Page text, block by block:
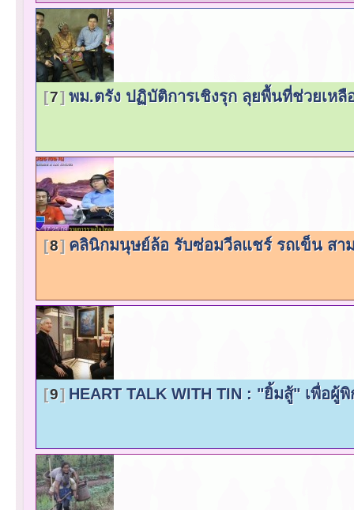
7 พม.ตรัง ปฏิบัติการเชิงรุก ลุยพื้นที่ช่วยเห
8 คลินิกมนุษย์ล้อ รับซ่อมวีลแชร์ รถเข็น ส
9 HEART TALK WITH TIN : "ยิ้มสู้" เพื่อผู้